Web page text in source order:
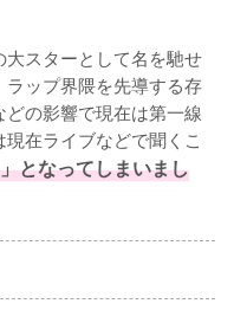
大スターとして名を馳せ
ップ界隈を先導する存
の影響で現在は第一線
在ライブなどで聞くこ
となってしまいまし